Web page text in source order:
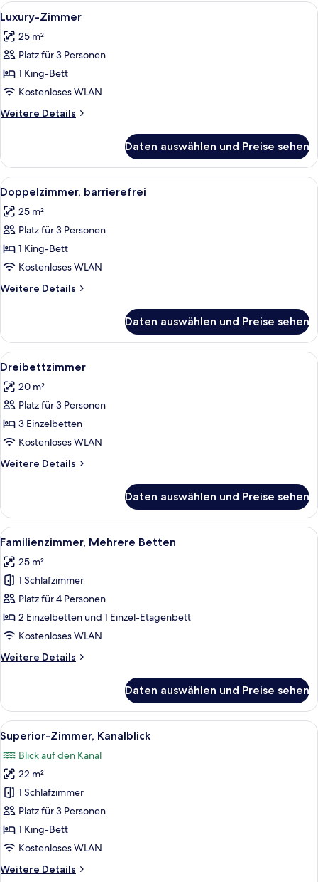
Alle
Fotos
für
Luxury-
Zimmer
anzeigen
Ein Hotelzimmer mit einem Bett,
6
Luxury-Zimmer
25 m²
Platz für 3 Personen
1 King-Bett
Kostenloses WLAN
Weitere Details
Weitere
Zimmer
Daten auswählen und Preise sehen
Alle
Fotos
für
Doppelzimmer,
barrierefrei
anzeigen
Ein Hotelzimmer mit einem Bett,
6
Doppelzimmer, barrierefrei
25 m²
Platz für 3 Personen
1 King-Bett
Kostenloses WLAN
Weitere Details
Weitere
barrierefrei
Daten auswählen und Preise sehen
Alle
Fotos
für
Dreibettzimmer
anzeigen
Ein Hotelzimmer mit zwei Betten,
5
Dreibettzimmer
20 m²
Platz für 3 Personen
3 Einzelbetten
Kostenloses WLAN
Weitere Details
Weitere
Daten auswählen und Preise sehen
Alle
Fotos
für
Familienzimmer,
Mehrere
Betten
anzeigen
Ein Hotelzimmer mit einem
5
Familienzimmer, Mehrere Betten
25 m²
1 Schlafzimmer
Platz für 4 Personen
2 Einzelbetten und 1 Einzel-Etagenbett
Kostenloses WLAN
Weitere Details
Weitere
Mehrere
Betten
Daten auswählen und Preise sehen
Alle
Fotos
für
Superior-
Zimmer,
Kanalblick
anzeigen
Ein Hotelzimmer mit großem
7
Superior-Zimmer, Kanalblick
Blick auf den Kanal
22 m²
1 Schlafzimmer
Platz für 3 Personen
1 King-Bett
Kostenloses WLAN
Weitere Details
Weitere